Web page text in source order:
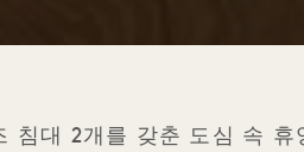
침대 2개를 갖춘 도심 속